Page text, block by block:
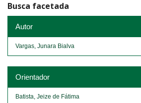
Busca facetada
Autor
Vargas, Junara Bialva
Orientador
Batista, Jeize de Fátima